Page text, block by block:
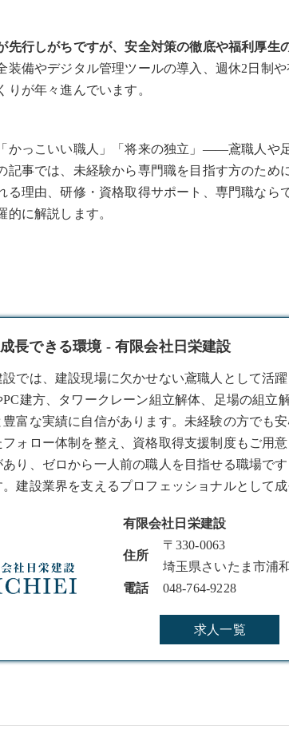
先行しがちですが、安全対策の徹底や福利厚
装備やデジタル管理ツールの導入、週休2日制
りが年々進んでいます。
かっこいい職人」「将来の独立」――鳶職人や
記事では、未経験から専門職を目指す方のため
る理由、研修・資格取得サポート、専門職なら
的に解説します。
長できる環境 - 有限会社日栄建設
では、建設現場に欠かせない鳶職人 として活
建方、タワークレーン組立解体、足場の組立
富な実績に自信があります。未経験の方でも
ォロー体制を整え、資格取得支援制度もご用
り、ゼロから一人前の職人を目指せる職場で
建設業界を支えるプロフェッショナルとして成
有限会社日栄建設
住所
〒330-0063
埼玉県さいたま市浦
電話
048-764-9228
求人一覧